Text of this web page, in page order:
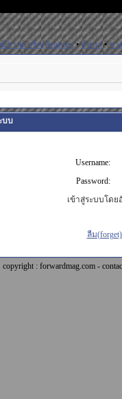
ครสมาชิก(Register)•ค้นหา•ช่ว
บบ
Username:
Password:
เข้าสู่ระบบโดย
ลืม
copyright : forwardmag.com -